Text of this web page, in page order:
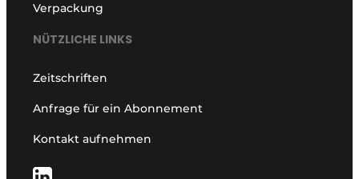
Verpackung
NÜTZLICHE LINKS
Zeitschriften
Anfrage für ein Abonnement
Kontakt aufnehmen